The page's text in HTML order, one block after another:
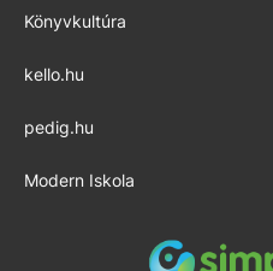
Könyvkultúra
kello.hu
pedig.hu
Modern Iskola